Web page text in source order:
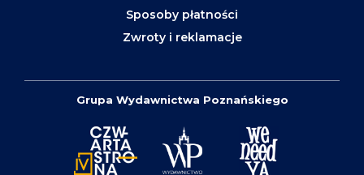
Sposoby płatności
Zwroty i reklamacje
Grupa Wydawnictwa Poznańskiego